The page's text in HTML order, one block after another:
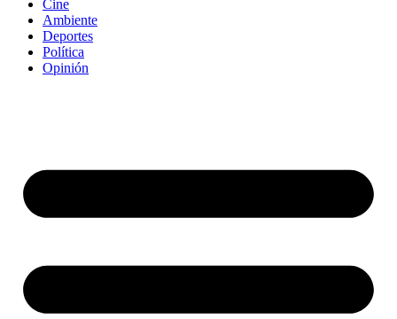
Cine
Ambiente
Deportes
Política
Opinión